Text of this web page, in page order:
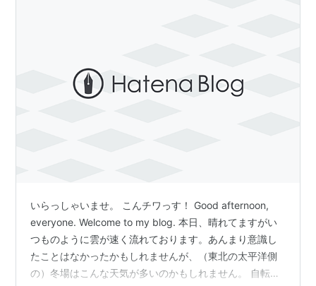
いらっしゃいませ。 こんチワっす！ Good afternoon,
everyone. Welcome to my blog. 本日、晴れてますがい
つものように雲が速く流れております。あんまり意識し
たことはなかったかもしれませんが、（東北の太平洋側
の）冬場はこんな天気が多いのかもしれません。 自転車